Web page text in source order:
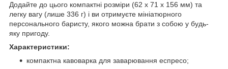
Додайте до цього компактні розміри (62 х 71 х 156 мм) та
легку вагу (лише 336 г) і ви отримуєте мініатюрного
персонального баристу, якого можна брати з собою у будь-
яку пригоду.
Характеристики:
компактна кавоварка для заварювання еспресо;